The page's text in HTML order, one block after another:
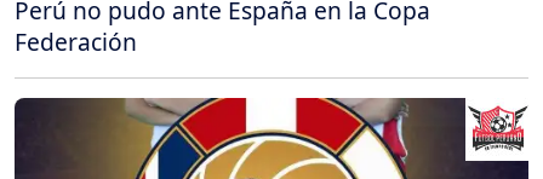
Perú no pudo ante España en la Copa
Federación